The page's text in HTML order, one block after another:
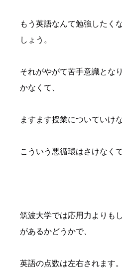
もう英語なんて勉強したく
しょう。
それがやがて苦手意識とな
かなくて、
ますます授業についていけ
こういう悪循環はさけなく
筑波大学では応用力よりも
があるかどうかで、
英語の点数は左右されます。